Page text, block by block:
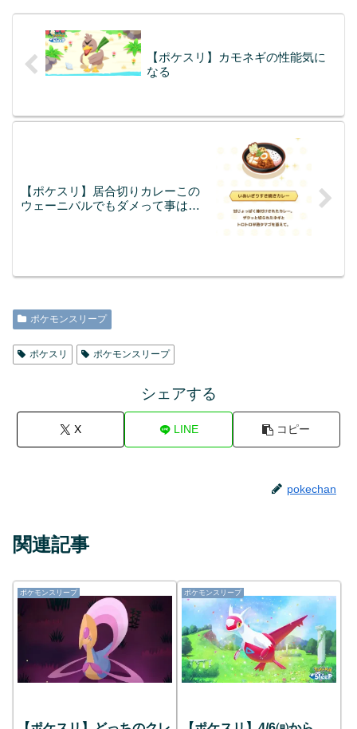
【ポケスリ】カモネギの性能気に
なる
【ポケスリ】居合切りカレーこの
ウェーニバルでもダメって事は…
ポケモンスリープ
ポケスリ ポケモンスリープ
シェアする
X LINE コピー
pokechan
関連記事
ポケモンスリープ ポケモンスリープ